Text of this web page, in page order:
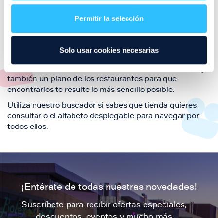
Permitir la selección
Solo usar cookies necesarias
también de nuestra oferta de ocio y shopping durante
tu visita.
El este directorio de restaurantes de Puerto Venecia
también un plano de los restaurantes para que
encontrarlos te resulte lo más sencillo posible.
Utiliza nuestro buscador si sabes que tienda quieres
consultar o el alfabeto desplegable para navegar por
todos ellos.
¡Entérate de todas nuestras novedades!
Suscríbete para recibir ofertas especiales,